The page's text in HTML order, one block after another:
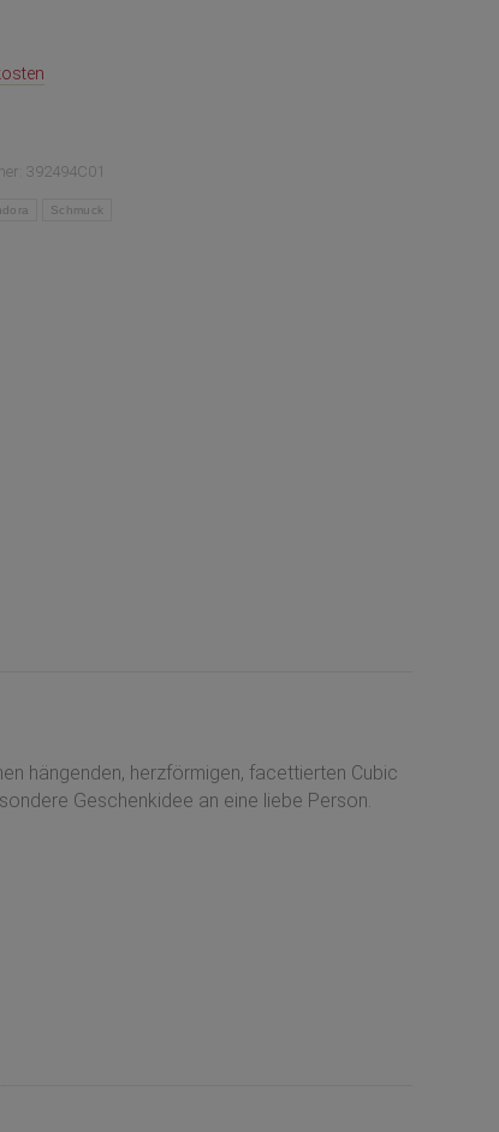
392494C01
Schmuck
hängenden, herzförmigen, facettierten Cubic
Geschenkidee an eine liebe Person.